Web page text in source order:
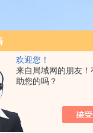
欢迎您！
来自局域网的朋友
助您的吗？
，